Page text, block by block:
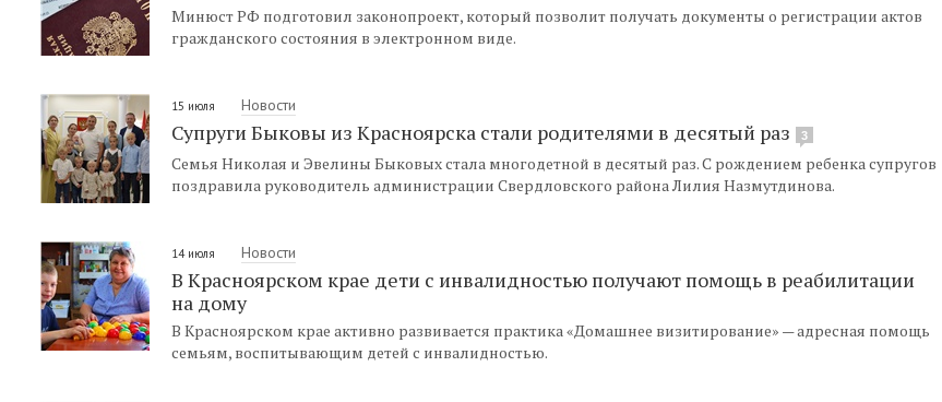
Минюст РФ подготовил законопроект, который позволит получать документы о регистрации актов
гражданского состояния в электронном виде.
15 июля Новости
Супруги Быковы из Красноярска стали родителями в десятый раз 3
Семья Николая и Эвелины Быковых стала многодетной в десятый раз. С рождением ребенка супругов
поздравила руководитель администрации Свердловского района Лилия Назмутдинова.
14 июля Новости
В Красноярском крае дети с инвалидностью получают помощь в реабилитации
на дому
В Красноярском крае активно развивается практика «Домашнее визитирование» — адресная помощь
семьям, воспитывающим детей с инвалидностью.